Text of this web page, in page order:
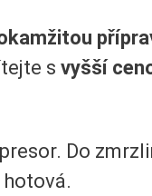
s vyšší
Do